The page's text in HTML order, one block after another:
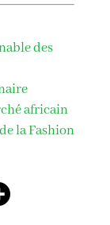
des
africain
la Fashion